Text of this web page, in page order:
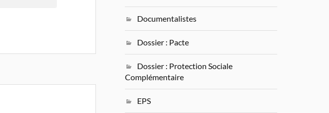
Documentalistes
Dossier : Pacte
Dossier : Protection Sociale
Complémentaire
EPS